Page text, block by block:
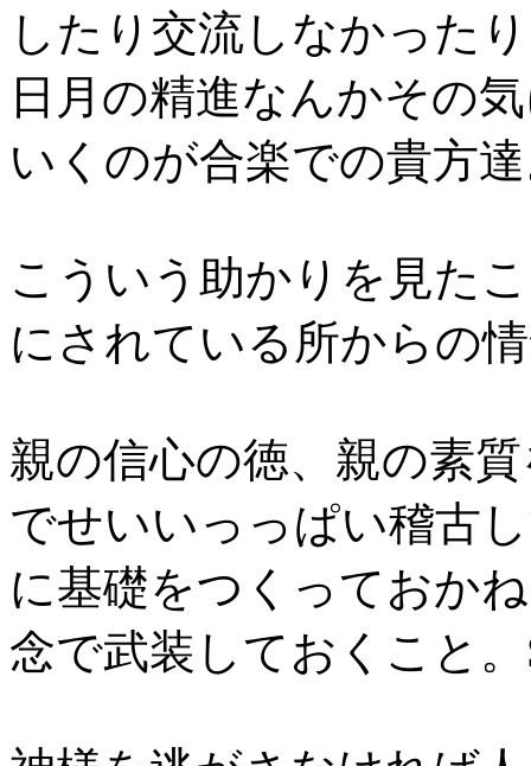
したり交流しなかった
日月の精進なんかその
いくのが合楽での貴方達
こういう助かりを見た
にされている所からの
親の信心の徳、親の素
でせいいっっぱい稽古
に基礎をつくっておか
念で武装しておくこと。